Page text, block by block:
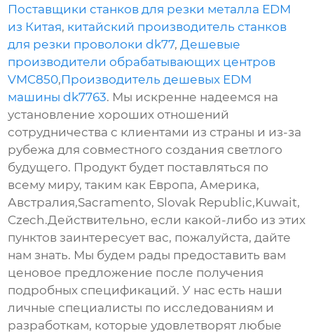
Поставщики станков для резки металла EDM
из Китая, китайский производитель станков
для резки проволоки dk77, Дешевые
производители обрабатывающих центров
VMC850,Производитель дешевых EDM
машины dk7763. Мы искренне надеемся на
установление хороших отношений
сотрудничества с клиентами из страны и из-за
рубежа для совместного создания светлого
будущего. Продукт будет поставляться по
всему миру, таким как Европа, Америка,
Австралия,Sacramento, Slovak Republic,Kuwait,
Czech.Действительно, если какой-либо из этих
пунктов заинтересует вас, пожалуйста, дайте
нам знать. Мы будем рады предоставить вам
ценовое предложение после получения
подробных спецификаций. У нас есть наши
личные специалисты по исследованиям и
разработкам, которые удовлетворят любые